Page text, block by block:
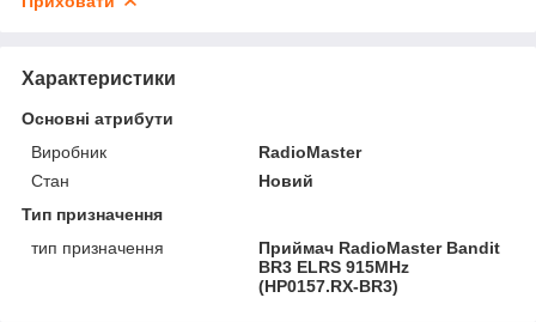
Характеристики
Основні атрибути
Виробник
RadioMaster
Стан
Новий
Тип призначення
тип призначення
Приймач RadioMaster Bandit
BR3 ELRS 915MHz
(HP0157.RX-BR3)